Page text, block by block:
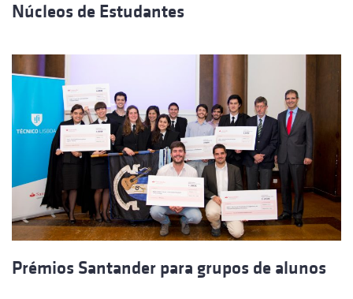
Núcleos de Estudantes
Prémios Santander para grupos de alunos